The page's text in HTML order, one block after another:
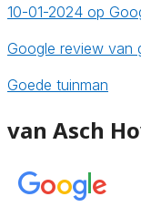
10-01-2024 op
Google review van
Goede tuinman
van Asch